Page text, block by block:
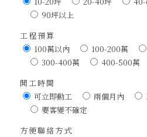
90坪以上
工程預算
100萬以內
100-200萬
300-400萬
400-500萬
開工時間
可立即動工
兩個月內
要客變不確定
方便聯絡方式